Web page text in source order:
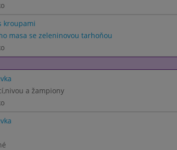
kroupami
masa se zeleninovou tarhoňou
a žampiony